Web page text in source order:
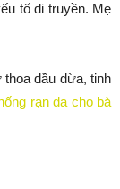
tố di truyền. Mẹ
thoa dầu dừa, tinh
rạn da cho bà